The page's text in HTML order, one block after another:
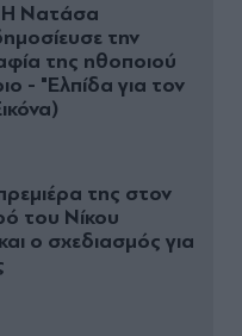
Η Νατάσα
την
της ηθοποιού
- "Ελπίδα για τον
της στον
του Νίκου
ο σχεδιασμός για